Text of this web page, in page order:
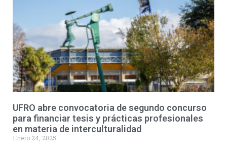
UFRO abre convocatoria de segundo concurso
para financiar tesis y prácticas profesionales
en materia de interculturalidad
Enero 24, 2025